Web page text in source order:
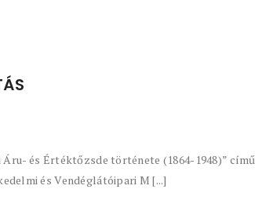
és Értéktőzsde története (1864-1948)” című
és Vendéglátóipari M [...]